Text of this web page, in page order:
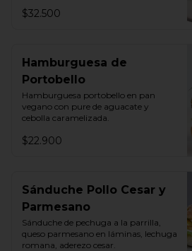
$32.500
Hamburguesa de
Portobello
Hamburguesa portobello en pan
vegano con pure de aguacate y
cebolla caramelizada.
$22.900
Sánduche Pollo Cesar y
Parmesano
Sánduche de pechuga a la parrilla,
queso parmesano en láminas, lechuga
romana, aderezo cesar.